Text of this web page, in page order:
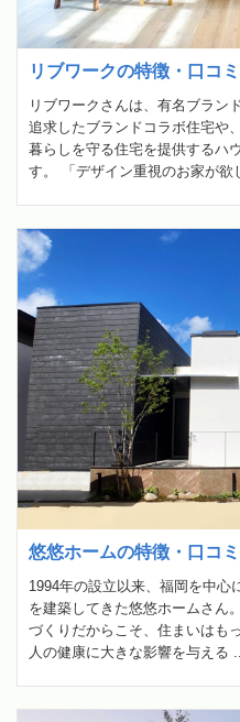
リブワークの特徴・口コ
リブワークさんは、有名ブラン
追求したブランドコラボ住宅や
暮らしを守る住宅を提供するハ
す。 「デザイン重視のお家が欲
悠悠ホームの特徴・口コ
1994年の設立以来、福岡を中心
を建築してきた悠悠ホームさん
づくりだからこそ、住まいはも
人の健康に大きな影響を与える